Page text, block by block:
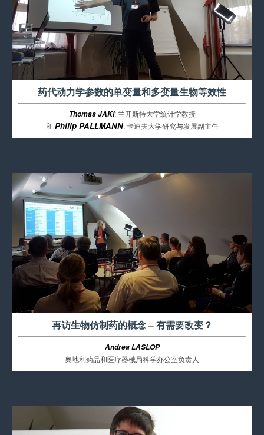
药代动力学参数的单变量和多变量生物等效性
Thomas JAKI: 兰开斯特大学统计学教授
和 PhilipPALLMANN: 卡迪夫大学研究与发展副主任
再访生物仿制药的概念 – 有需要改变？
Andrea LASLOP
奥地利药品和医疗器械局科学办公室负责人